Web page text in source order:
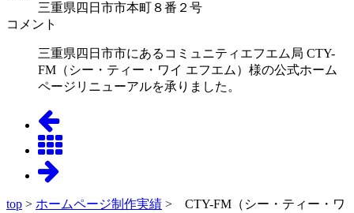
三重県四日市市本町８番２号
コメント
三重県四日市市にあるコミュニティエフエム局 CTY-
FM（シー・ティー・ワイ エフエム）様の公式ホーム
ページリニューアルを承りました。
top > ホームページ制作実績 > CTY-FM（シー・ティー・ワ